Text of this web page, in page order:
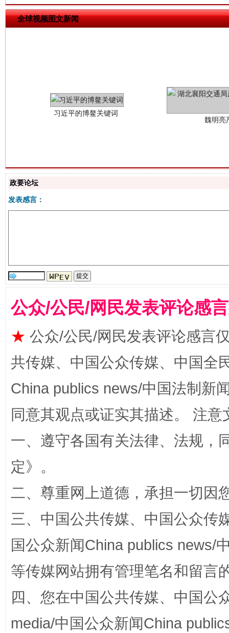
全球视频图文新闻
站台名比不上好声名
政要论坛
发表感言：
公众/公民/网民发表评论感
★ 公众/公民/网民发表评论感言
共传媒、中国公众传媒、中国全
China publics news/中国法制新
同意其观点或证实其描述。 注
一、遵守各国有关法律、法规，
定》。
二、尊重网上道德，承担一切因
三、中国公共传媒、中国公众传
国公众新闻China publics news/
等传媒网站拥有管理笔名和留言
四、您在中国公共传媒、中国公
media/中国公众新闻China